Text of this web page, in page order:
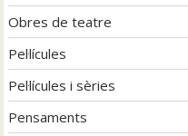
Obres de teatre
Pel·lícules
Pel·lícules i sèries
Pensaments